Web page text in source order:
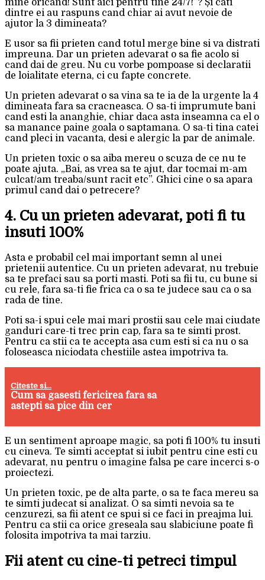
mine oricand! Sunt aici pentru tine 24/7!”? Și cati
dintre ei au raspuns cand chiar ai avut nevoie de
ajutor la 3 dimineata?
E usor sa fii prieten cand totul merge bine si va distrati
impreuna. Dar un prieten adevarat o sa fie acolo si
cand dai de greu. Nu cu vorbe pompoase si declaratii
de loialitate eterna, ci cu fapte concrete.
Un prieten adevarat o sa vina sa te ia de la urgente la 4
dimineata fara sa cracneasca. O sa-ti imprumute bani
cand esti la ananghie, chiar daca asta inseamna ca el o
sa manance paine goala o saptamana. O sa-ti tina catei
cand pleci in vacanta, desi e alergic la par de animale.
Un prieten toxic o sa aiba mereu o scuza de ce nu te
poate ajuta. „Bai, as vrea sa te ajut, dar tocmai m-am
culcat/am treaba/sunt racit etc”. Ghici cine o sa apara
primul cand dai o petrecere?
4. Cu un prieten adevarat, poti fi tu
insuti 100%
Asta e probabil cel mai important semn al unei
prietenii autentice. Cu un prieten adevarat, nu trebuie
sa te prefaci sau sa porti masti. Poti sa fii tu, cu bune si
cu rele, fara sa-ti fie frica ca o sa te judece sau ca o sa
rada de tine.
Poti sa-i spui cele mai mari prostii sau cele mai ciudate
ganduri care-ti trec prin cap, fara sa te simti prost.
Pentru ca stii ca te accepta asa cum esti si ca nu o sa
foloseasca niciodata chestiile astea impotriva ta.
Citeste si...
Cum sa gasesti fericirea fara sa
astepti sa pice din cer
E un sentiment aproape magic, sa poti fi 100% tu insuti
cu cineva. Te simti acceptat si iubit pentru cine esti cu
adevarat, nu pentru o imagine falsa pe care incerci s-o
proiectezi.
Un prieten toxic, pe de alta parte, o sa te faca mereu sa
te simti judecat si analizat. O sa simti nevoia sa te
cenzurezi, sa fii atent ce spui si ce faci in preajma lui.
Pentru ca stii ca orice greseala sau slabiciune poate fi
folosita impotriva ta mai tarziu.
Fii atent cu cine-ti petreci timpul